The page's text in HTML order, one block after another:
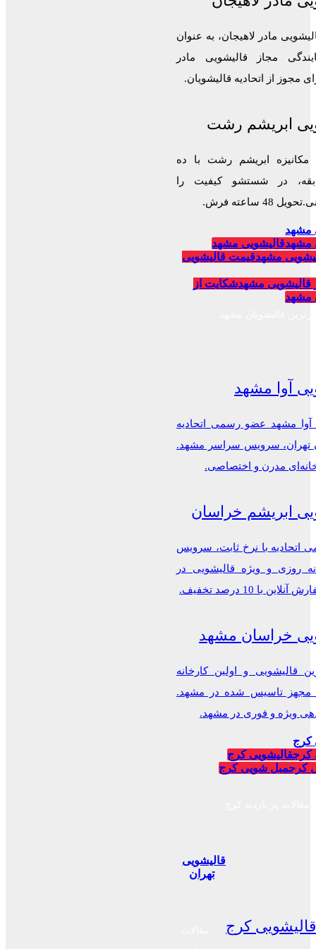
مادر لاهیجان، به عنوان
مجاز قالیشویی مادر
مجوز از اتحادیه قالیشویان.
ابریشم رشت
مکانیزه ابریشم رشت با ده
در شستشو کیفیت را
48 ساعته فرش.
مشهد
مشهدقالیشویی مشهد
مشهدقیمت قالیشویی
قالیشویی مشهدشکایت از
مشهد
آوا مشهد
آوا مشهد عضو رسمی اتحادیه
تهران، سرویس سراسر مشهد.
مدرن و اختصاصی.
ابریشم خراسان
اتحادیه با نرخ ثابت، سرویس
روزی و ویژه قالیشویی در
با 10 درصد تخفیف.
خراسان مشهد
قالیشویی و اولین کارخانه
مجهز تاسیس شده در مشهد.
ویژه و فوری در مشهد.
کرج
کرجقالیشویی کرج
کرجمبل شویی کرج
کرج
قالیشویی
تهران